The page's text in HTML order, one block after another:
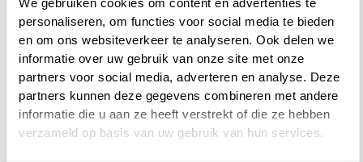
personaliseren, om functies voor social media te bieden
en om ons websiteverkeer te analyseren. Ook delen we
informatie over uw gebruik van onze site met onze
partners voor social media, adverteren en analyse. Deze
partners kunnen deze gegevens combineren met andere
informatie die u aan ze heeft verstrekt of die ze hebben
verzameld op basis van uw gebruik van hun services.
Tip 1: Gebruik content van je best
presterende uitgebreide
tekstadvertenties
De eerste tip is om goed presterende content
van
uitgebreide tekstadvertenties opnieuw te gebruiken
voor je responsieve zoekadvertenties. Je weet
namelijk al dat deze content in de smaak valt bij